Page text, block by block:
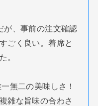
が、事前の注文確認
ごく良い。着席と
。
無二の美味しさ！
雑な旨味の合わさ